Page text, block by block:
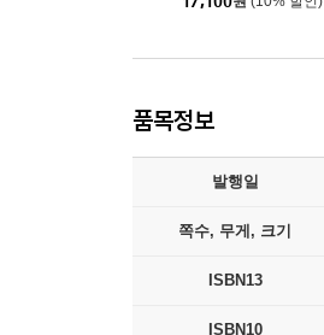
품목정보
발행일
쪽수, 무게, 크기
ISBN13
ISBN10